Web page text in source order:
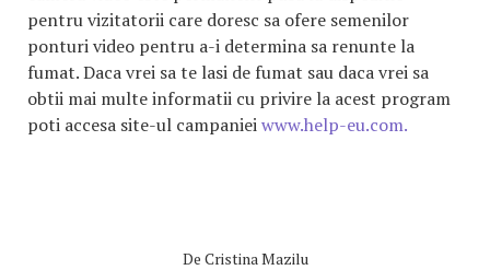
pentru vizitatorii care doresc sa ofere semenilor
ponturi video pentru a-i determina sa renunte la
fumat. Daca vrei sa te lasi de fumat sau daca vrei sa
obtii mai multe informatii cu privire la acest program
poti accesa site-ul campanieiwww.help-eu.com.
De Cristina Mazilu